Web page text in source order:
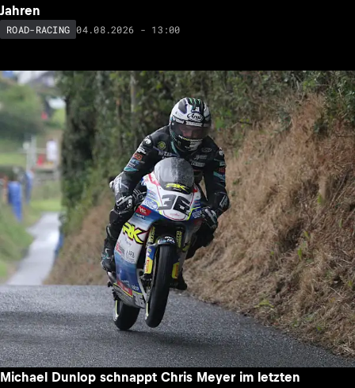
Jahren
ROAD-RACING 04.08.2026 - 13:00
Michael Dunlop schnappt Chris Meyer im letzten